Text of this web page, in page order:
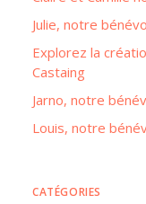
Julie, notre
Explorez la
Castaing
Jarno, notre
Louis, notre
CATÉGORIES